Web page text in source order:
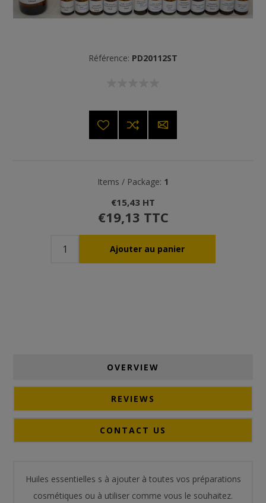
Référence: PD20112ST
Items / Package: 1
€15,43 HT
€19,13 TTC
OVERVIEW
REVIEWS
CONTACT US
Huiles essentielles s à ajouter à toutes vos préparations
cosmétiques ou à utiliser comme vous le souhaitez.